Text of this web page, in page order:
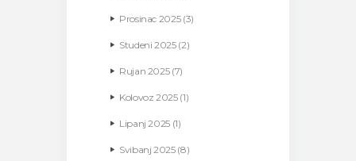
Prosinac 2025(3)
Studeni2025(2)
Rujan 2025(7)
Kolovoz2025(1)
Lipanj2025 (1)
Svibanj2025(8)